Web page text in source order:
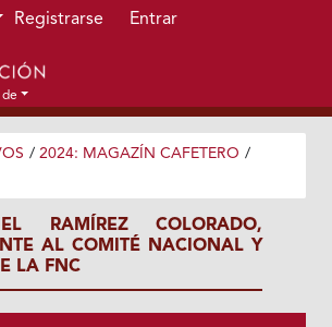
principal
sitio
Registrarse Entrar
de
/ 2024: MAGAZÍN CAFETERO /
RAMÍREZ COLORADO,
AL COMITÉ NACIONAL Y
LA FNC